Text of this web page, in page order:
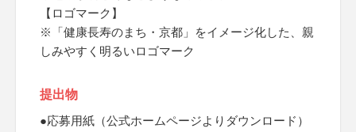
【ロゴマーク】
※「健康長寿のまち・京都」をイメージ化した、親
しみやすく明るいロゴマーク
提出物
●応募用紙（公式ホームページよりダウンロード）